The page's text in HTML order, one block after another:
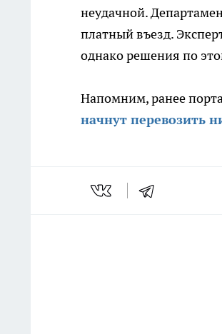
неудачной.
платный въезд.
однако решения по
Напомним, ранее
начнут перевозить